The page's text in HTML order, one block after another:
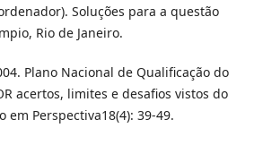
Soluções para a questão
Rio de Janeiro.
Plano Nacional de Qualificação do
acertos, limites e desafios vistos do
em Perspectiva18(4): 39-49.